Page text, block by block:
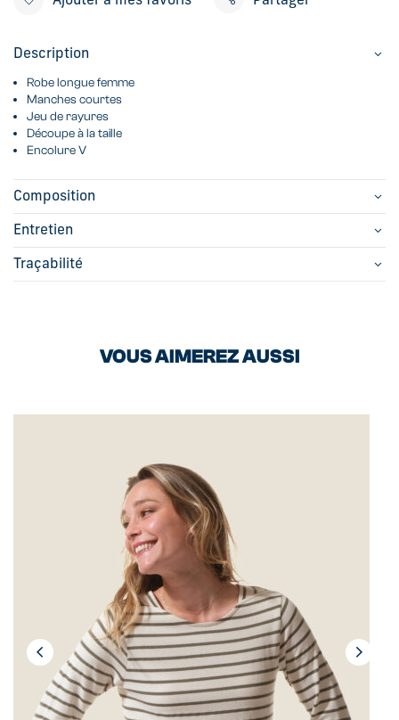
Description
Robe longue femme
Manches courtes
Jeu de rayures
Découpe à la taille
Encolure V
Composition
Entretien
Traçabilité
VOUS AIMEREZ AUSSI